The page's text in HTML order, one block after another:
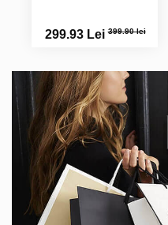
299.93 Lei399.90 lei